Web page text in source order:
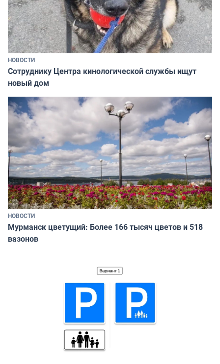
НОВОСТИ
Сотруднику Центра кинологической службы ищут
новый дом
НОВОСТИ
Мурманск цветущий: Более 166 тысяч цветов и 518
вазонов